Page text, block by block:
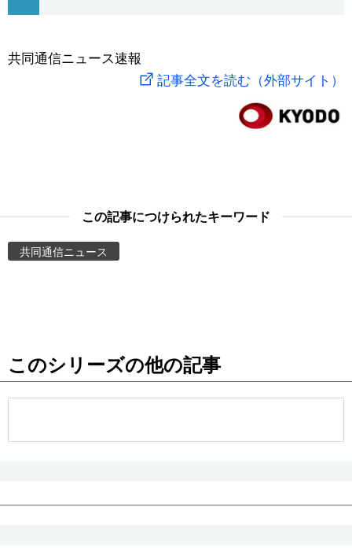
社会
旅と暮らし
東京
科学・技術
暮らし
共同通信ニュース速報
記事全文を読む（外部サイト）
この記事につけられたキーワード
共同通信ニュース
このシリーズの他の記事